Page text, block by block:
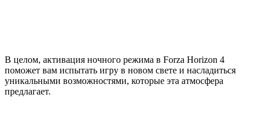
В целом, активация ночного режима в Forza Horizon 4
поможет вам испытать игру в новом свете и насладиться
уникальными возможностями, которые эта атмосфера
предлагает.